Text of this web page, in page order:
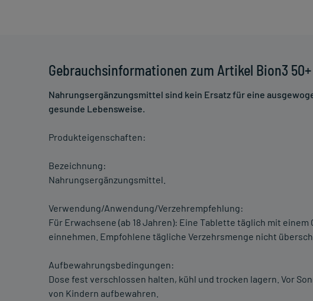
Gebrauchsinformationen zum Artikel Bion3
Nahrungsergänzungsmittel sind kein Ersatz für eine
gesunde Lebensweise.
Produkteigenschaften:
Bezeichnung:
Nahrungsergänzungsmittel.
Verwendung/Anwendung/Verzehrempfehlung:
Für Erwachsene (ab 18 Jahren): Eine Tablette täglich mit
einnehmen. Empfohlene tägliche Verzehrsmenge nicht
Aufbewahrungsbedingungen:
Dose fest verschlossen halten, kühl und trocken lagern. Vor
von Kindern aufbewahren.